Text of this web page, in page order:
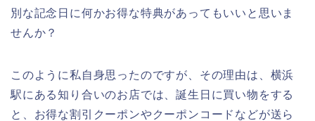
別な記念日に何かお得な特典があってもいいと思いま
せんか？
このように私自身思ったのですが、その理由は、横浜
駅にある知り合いのお店では、誕生日に買い物をする
と、お得な割引クーポンやクーポンコードなどが送ら